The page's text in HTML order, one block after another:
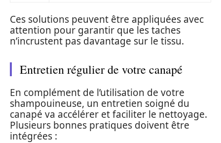
Ces solutions peuvent être appliquées avec
attention pour garantir que les taches
n’incrustent pas davantage sur le tissu.
Entretien régulier de votre canapé
En complément de l’utilisation de votre
shampouineuse, un entretien soigné du
canapé va accélérer et faciliter le nettoyage.
Plusieurs bonnes pratiques doivent être
intégrées :